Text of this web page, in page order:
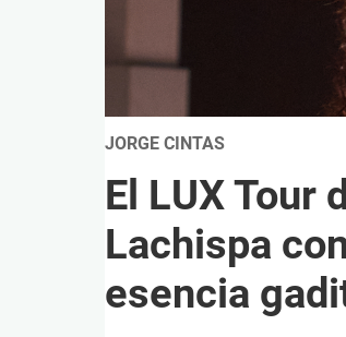
JORGE CINTAS
El LUX Tour
Lachispa
esencia